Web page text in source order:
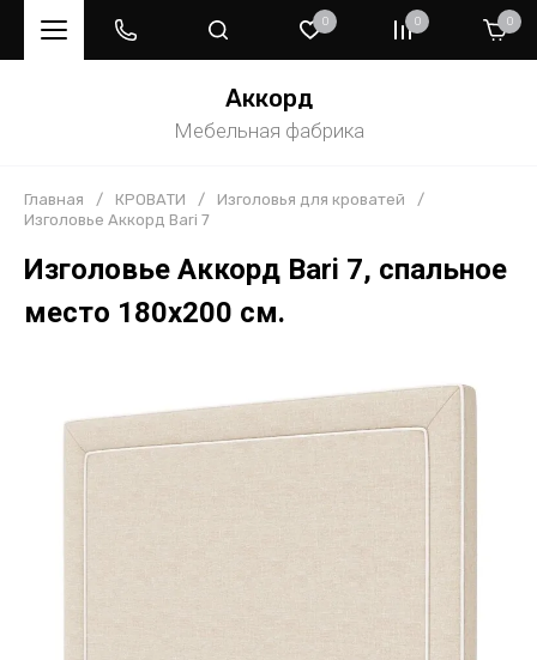
0 0 0
Аккорд
Мебельная фабрика
Главная / КРОВАТИ / Изголовья для кроватей
/
Изголовье Аккорд Bari 7
Изголовье Аккорд Bari 7, спальное
место 180х200 см.